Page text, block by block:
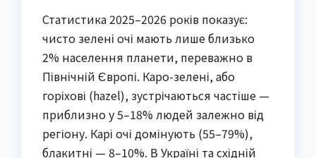
Статистика 2025–2026 років показує:
чисто зелені очі мають лише близько
2% населення планети, переважно в
Північній Європі. Каро-зелені, або
горіхові (hazel), зустрічаються частіше —
приблизно у 5–18% людей залежно від
регіону. Карі очі домінують (55–79%),
блакитні — 8–10%. В Україні та східній